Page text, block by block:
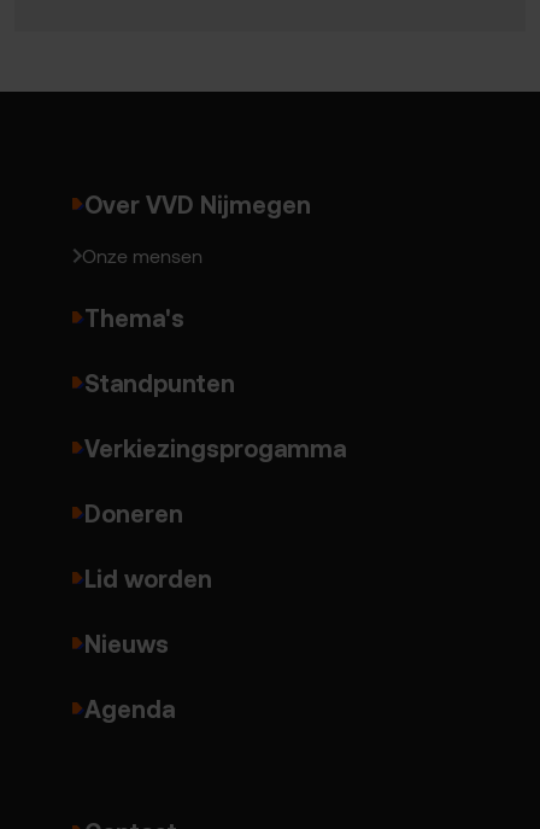
Over VVD Nijmegen
Onze mensen
Thema's
Standpunten
Verkiezingsprogamma
Doneren
Lid worden
Nieuws
Agenda